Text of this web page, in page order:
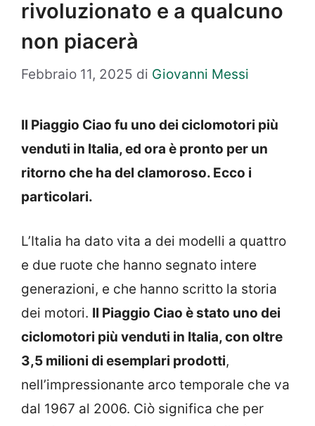
rivoluzionato e a qualcuno
non piacerà
Febbraio 11, 2025 di Giovanni Messi
Il Piaggio Ciao fu uno dei ciclomotori più
venduti in Italia, ed ora è pronto per un
ritorno che ha del clamoroso. Ecco i
particolari.
L’Italia ha dato vita a dei modelli a quattro
e due ruote che hanno segnato intere
generazioni, e che hanno scritto la storia
dei motori. Il Piaggio Ciao è stato uno dei
ciclomotori più venduti in Italia, con oltre
3,5 milioni di esemplari prodotti,
nell’impressionante arco temporale che va
dal 1967 al 2006. Ciò significa che per